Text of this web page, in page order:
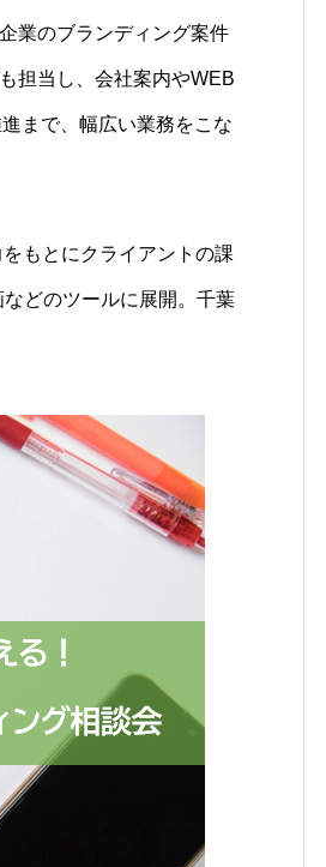
業のブランディング案件
担当し、会社案内やWEB
まで、幅広い業務をこな
もとにクライアントの課
どのツールに展開。千葉